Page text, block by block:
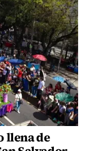
llena de